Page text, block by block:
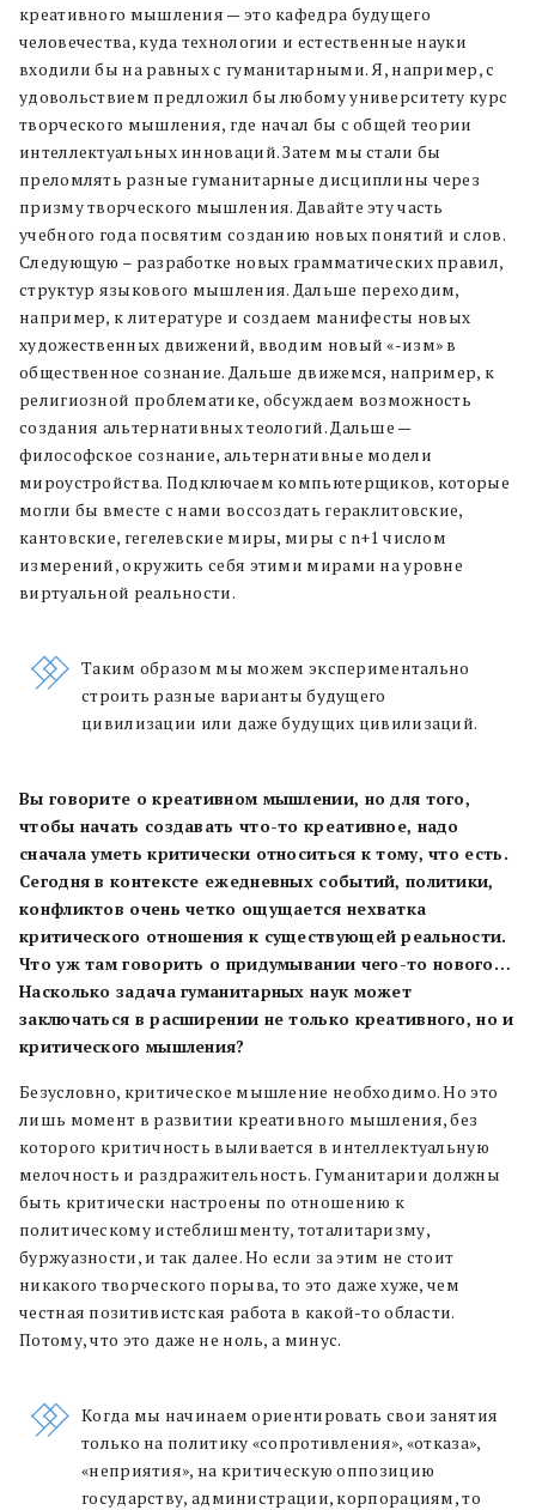
креативного мышления — это кафедра будущего
человечества, куда технологии и естественные науки
входили бы на равных с гуманитарными. Я, например, с
удовольствием предложил бы любому университету курс
творческого мышления, где начал бы с общей теории
интеллектуальных инноваций. Затем мы стали бы
преломлять разные гуманитарные дисциплины через
призму творческого мышления. Давайте эту часть
учебного года посвятим созданию новых понятий и слов.
Следующую – разработке новых грамматических правил,
структур языкового мышления. Дальше переходим,
например, к литературе и создаем манифесты новых
художественных движений, вводим новый «-изм» в
общественное сознание. Дальше движемся, например, к
религиозной проблематике, обсуждаем возможность
создания альтернативных теологий. Дальше —
философское сознание, альтернативные модели
мироустройства. Подключаем компьютерщиков, которые
могли бы вместе с нами воссоздать гераклитовские,
кантовские, гегелевские миры, миры с n+1 числом
измерений, окружить себя этими мирами на уровне
виртуальной реальности.
Таким образом мы можем экспериментально
строить разные варианты будущего
цивилизации или даже будущих цивилизаций.
Вы говорите о креативном мышлении, но для того,
чтобы начать создавать что-то креативное, надо
сначала уметь критически относиться к тому, что есть.
Сегодня в контексте ежедневных событий, политики,
конфликтов очень четко ощущается нехватка
критического отношения к существующей реальности.
Что уж там говорить о придумывании чего-то нового…
Насколько задача гуманитарных наук может
заключаться в расширении не только креативного, но и
критического мышления?
Безусловно, критическое мышление необходимо. Но это
лишь момент в развитии креативного мышления, без
которого критичность выливается в интеллектуальную
мелочность и раздражительность. Гуманитарии должны
быть критически настроены по отношению к
политическому истеблишменту, тоталитаризму,
буржуазности, и так далее. Но если за этим не стоит
никакого творческого порыва, то это даже хуже, чем
честная позитивистская работа в какой-то области.
Потому, что это даже не ноль, а минус.
Когда мы начинаем ориентировать свои занятия
только на политику «сопротивления», «отказа»,
«неприятия», на критическую оппозицию
государству, администрации, корпорациям, то